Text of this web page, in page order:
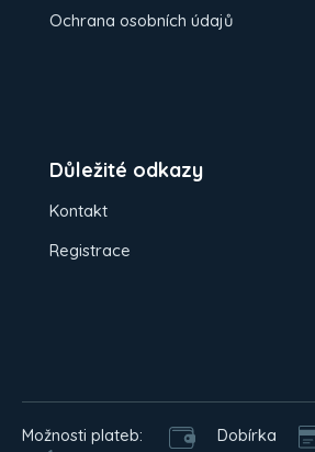
Ochrana osobních údajů
Důležité odkazy
Kontakt
Registrace
Možnosti plateb: Dobírka